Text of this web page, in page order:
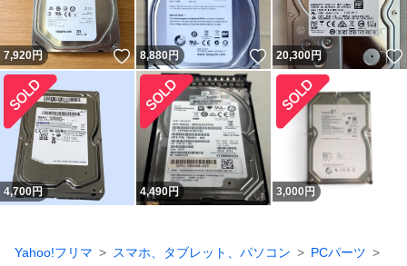
7,920円 いいね！
8,880円 いいね！
20,300円
4,700円 4,490円 3,000 円
Yahoo!フリマ スマホ、タブレット、パソコン
PCパーツ